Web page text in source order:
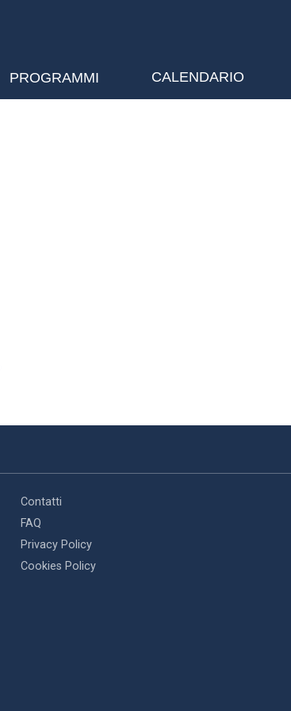
PROGRAMMI CALENDARIO
Contatti
FAQ
Privacy Policy
Cookies Policy